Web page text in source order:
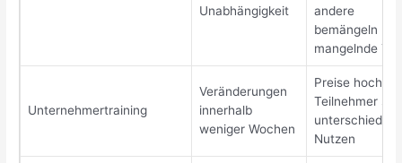
Unabhängigkeit
andere
bemängeln
mangelnde
Unternehmertraining
Veränderungen
innerhalb
weniger Wochen
Preise hoch;
Teilnehmer
Nutzen